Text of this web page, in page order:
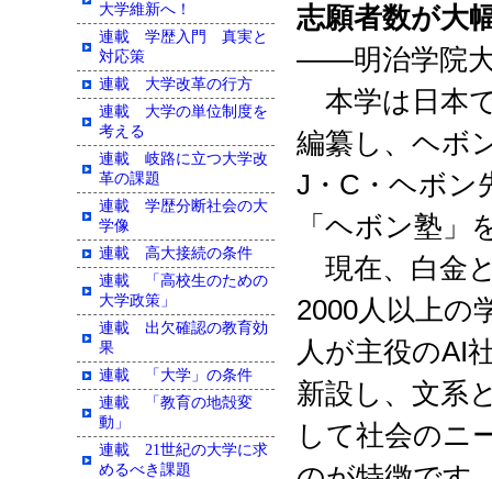
志願者数が大
――明治学院大
本学は日本
編纂し、ヘボ
J ・ C ・ヘボ
「ヘボン塾」
現在、白金
2000人以上の
人が主役のAI
新設し、文系
して社会のニ
大学維新へ！
連載 学歴入門 真実と
対応策
連載 大学改革の行方
連載 大学の単位制度を
考える
連載 岐路に立つ大学改
革の課題
連載 学歴分断社会の大
学像
連載 高大接続の条件
連載 「高校生のための
大学政策」
連載 出欠確認の教育効
果
連載 「大学」の条件
連載 「教育の地殻変
動」
連載 21世紀の大学に求
めるべき課題